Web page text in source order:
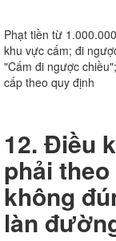
Phạt tiền từ
khu vực cấm; đi
"Cấm đi ngược
cấp theo quy định
12. Điều
phải
không
làn